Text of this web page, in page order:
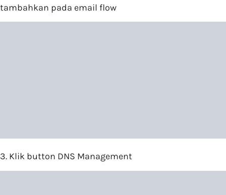
tambahkan pada email flow
3. Klik button DNS Management